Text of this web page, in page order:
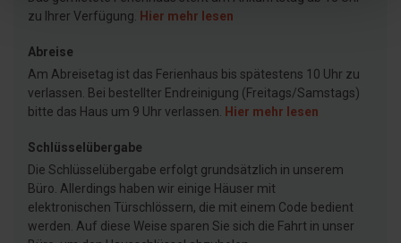
zu Ihrer Verfügung.
Hier mehr lesen
Abreise
Am Abreisetag ist das Ferienhaus bis spätestens 10 Uhr zu
verlassen. Bei bestellter Endreinigung (Freitags/Samstags)
bitte das Haus um 9 Uhr verlassen.
Hier mehr lesen
Schlüsselübergabe
Die Schlüsselübergabe erfolgt grundsätzlich in unserem
Büro. Allerdings haben wir einige Häuser mit
elektronischen Türschlössern, die mit einem Code bedient
werden. Auf diese Weise sparen Sie sich die Fahrt in unser